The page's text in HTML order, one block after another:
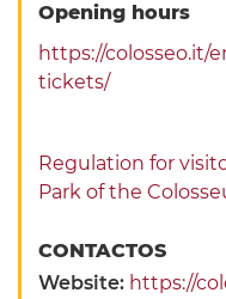
Opening hours
https://colosseo.it/
tickets/
Regulation for
Park of the
CONTACTOS
Website: https://